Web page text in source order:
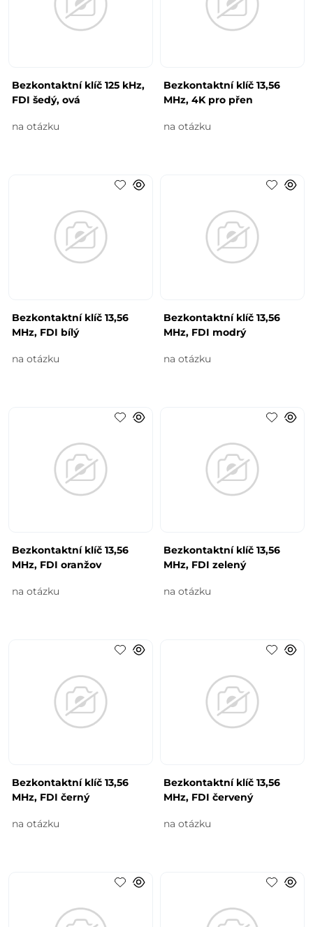
Bezkontaktní klíč 125 kHz,
FDI šedý, ová
na otázku
Bezkontaktní klíč 13,56
MHz, 4K pro přen
na otázku
Bezkontaktní klíč 13,56
MHz, FDI bílý 
na otázku
Bezkontaktní klíč 13,56
MHz, FDI modrý
na otázku
Bezkontaktní klíč 13,56
MHz, FDI oranžov
na otázku
Bezkontaktní klíč 13,56
MHz, FDI zelený
na otázku
Bezkontaktní klíč 13,56
MHz, FDI černý
na otázku
Bezkontaktní klíč 13,56
MHz, FDI červený
na otázku